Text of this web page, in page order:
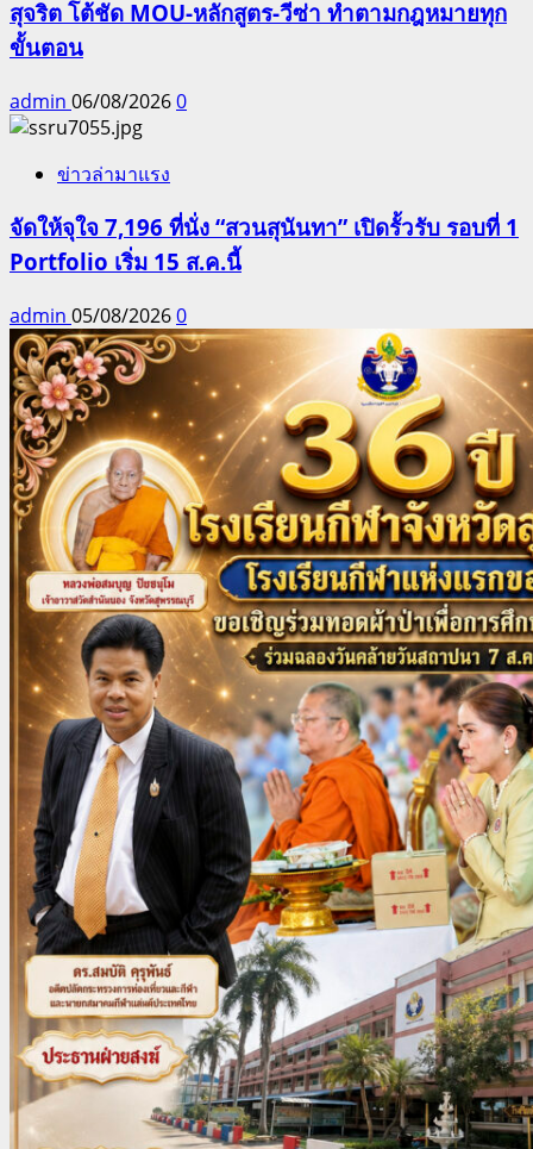
สุจริต โต้ชัด MOU-หลักสูตร-วีซ่า ทำตามกฎหมายทุก
ขั้นตอน
admin 06/08/20260
ข่าวล่ามาแรง
จัดให้จุใจ 7,196 ที่นั่ง “สวนสุนันทา” เปิดรั้วรับ รอบที่ 1
Portfolio เริ่ม 15 ส.ค.นี้
admin 05/08/20260